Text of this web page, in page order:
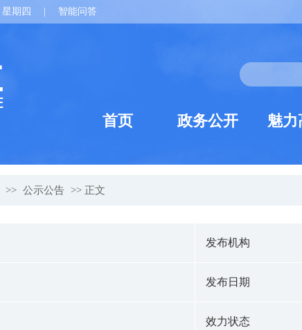
星期四 智能问答
首页 政务公开 魅力
>> 公示公告 >> 正文
发布机构
发布日期
效力状态